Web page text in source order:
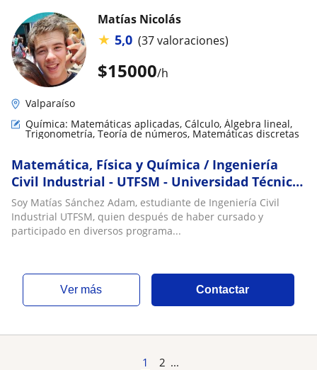
$15000/h
Matías Nicolás
★ 5,0 (37 valoraciones)
Valparaíso
Química: Matemáticas aplicadas, Cálculo, Álgebra lineal,
Trigonometría, Teoría de números, Matemáticas discretas
Matemática, Física y Química / Ingeniería
Civil Industrial - UTFSM - Universidad Técnica
Federico Santa María
Soy Matías Sánchez Adam, estudiante de Ingeniería Civil
Industrial UTFSM, quien después de haber cursado y
participado en diversos programa...
ver más Contactar
1 2 ...